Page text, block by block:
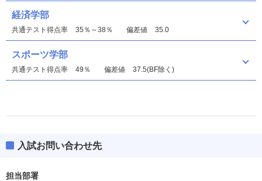
経済学部
共通テスト得点率 35％～38％ 偏差値 35.0
スポーツ学部
共通テスト得点率 49％ 偏差値 37.5(BF除く)
偏差値
入試お問い合わせ先
担当部署